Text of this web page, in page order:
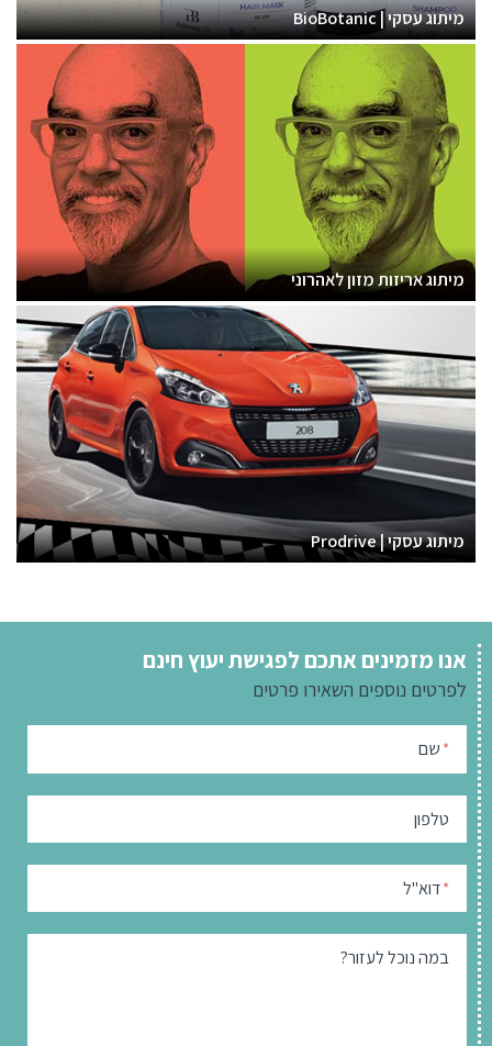
מיתוג עסקי | BioBotanic
מיתוג אריזות מזון לאהרוני
מיתוג עסקי | Prodrive
אנו מזמינים אתכם לפגישת יעוץ חינם
לפרטים נוספים השאירו פרטים
* שם
טלפון
*דוא"ל
במה נוכל לעזור?